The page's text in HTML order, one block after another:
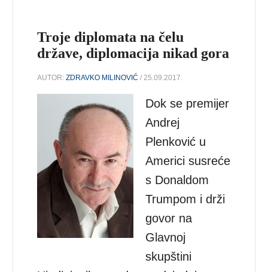
Troje diplomata na čelu
države, diplomacija nikad gora
AUTOR:ZDRAVKO MILINOVIĆ / 25.09.2017.
Dok se premijer
Andrej
Plenković u
Americi susreće
s Donaldom
Trumpom i drži
govor na
Glavnoj
skupštini